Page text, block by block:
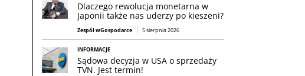
Dlaczego rewolucja monetarna w
Japonii także nas uderzy po kieszeni?
Zespół wGospodarce 5 sierpnia 2026
INFORMACJE
Sądowa decyzja w USA o sprzedaży
TVN. Jest termin!